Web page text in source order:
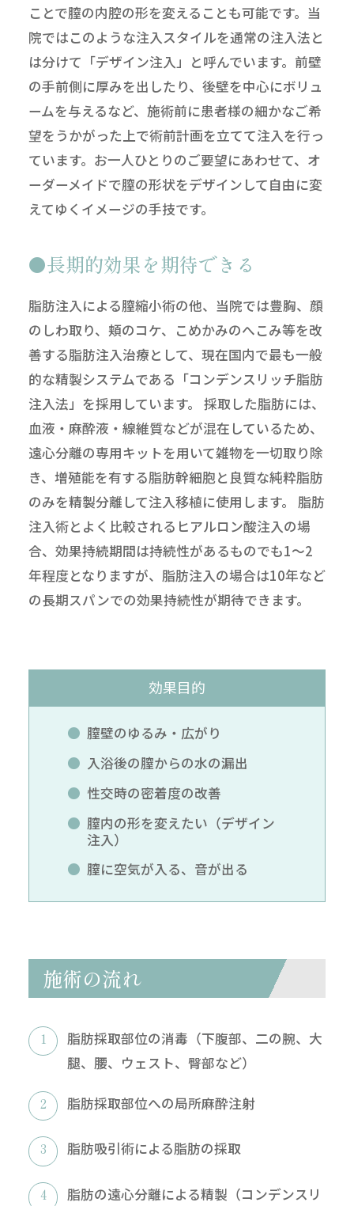
ことで膣の内腔の形を変えることも可能です。当
院ではこのような注入スタイルを通常の注入法と
は分けて「デザイン注入」と呼んでいます。前壁
の手前側に厚みを出したり、後壁を中心にボリュ
ームを与えるなど、施術前に患者様の細かなご希
望をうかがった上で術前計画を立てて注入を行っ
ています。お一人ひとりのご要望にあわせて、オ
ーダーメイドで膣の形状をデザインして自由に変
えてゆくイメージの手技です。
長期的効果を期待できる
脂肪注入による膣縮小術の他、当院では豊胸、顔
のしわ取り、頬のコケ、こめかみのへこみ等を改
善する脂肪注入治療として、現在国内で最も一般
的な精製システムである「コンデンスリッチ脂肪
注入法」を採用しています。 採取した脂肪には、
血液・麻酔液・線維質などが混在しているため、
遠心分離の専用キットを用いて雑物を一切取り除
き、増殖能を有する脂肪幹細胞と良質な純粋脂肪
のみを精製分離して注入移植に使用します。 脂肪
注入術とよく比較されるヒアルロン酸注入の場
合、効果持続期間は持続性があるものでも1～2
年程度となりますが、脂肪注入の場合は10年など
の長期スパンでの効果持続性が期待できます。
効果目的
膣壁のゆるみ・広がり
入浴後の膣からの水の漏出
性交時の密着度の改善
膣内の形を変えたい（デザイン
注入）
膣に空気が入る、音が出る
施術の流れ
脂肪採取部位の消毒（下腹部、二の腕、大
腿、腰、ウェスト、臀部など）
脂肪採取部位への局所麻酔注射
脂肪吸引術による脂肪の採取
脂肪の遠心分離による精製（コンデンスリ